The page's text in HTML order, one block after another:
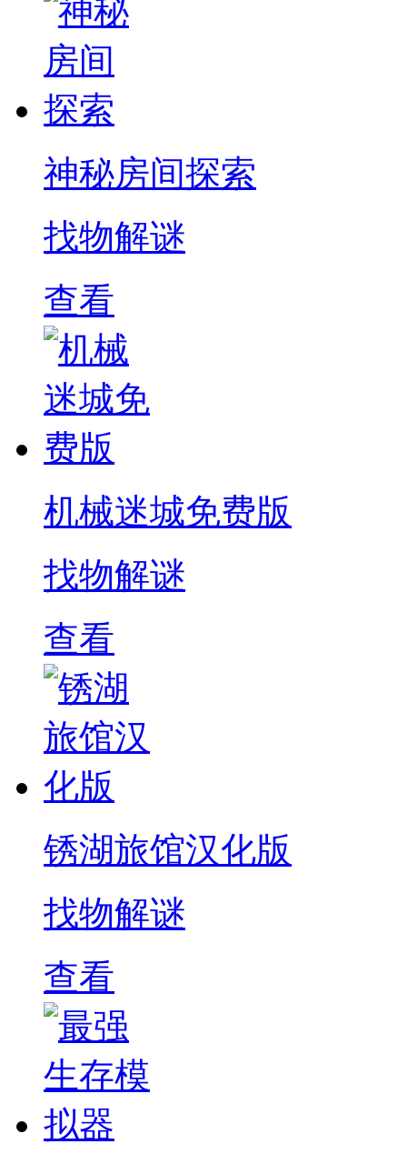
神秘房间探索
找物解谜
查看
机械迷城免费版
找物解谜
查看
锈湖旅馆汉化版
找物解谜
查看